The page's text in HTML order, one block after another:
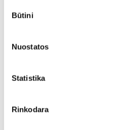
pasirinkimas
Būtini
Nuostatos
Statistika
Rinkodara
išdėstymo
planuoti erdvę
funkcionaliai ir
Renkantis svetainės baldus, svarbu